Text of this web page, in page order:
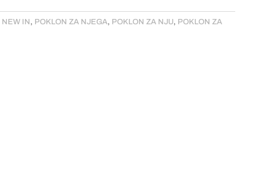
NEW IN , POKLON ZA NJEGA, POKLON ZA NJU, POKLON ZA